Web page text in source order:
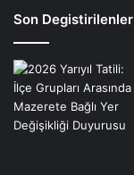
Son Degistirilenler